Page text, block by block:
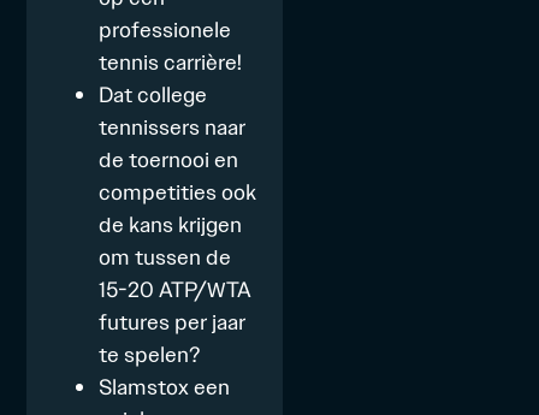
professionele
tennis carrière!
Dat college
tennissers naar
de toernooi en
competities ook
de kans krijgen
om tussen de
15-20 ATP/WTA
futures per jaar
te spelen?
Slamstox een